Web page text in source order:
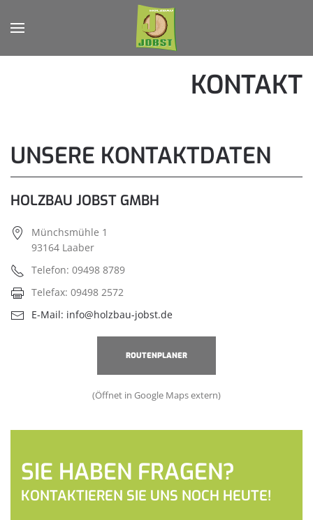
Zum Hauptinhalt springen
KONTAKT
UNSERE KONTAKTDATEN
HOLZBAU JOBST GMBH
Münchsmühle 1
93164 Laaber
Telefon: 09498 8789
Telefax: 09498 2572
E-Mail: info@holzbau-jobst.de
ROUTENPLANER
(Öffnet in Google Maps extern)
SIE HABEN FRAGEN?
KONTAKTIEREN SIE UNS NOCH HEUTE!